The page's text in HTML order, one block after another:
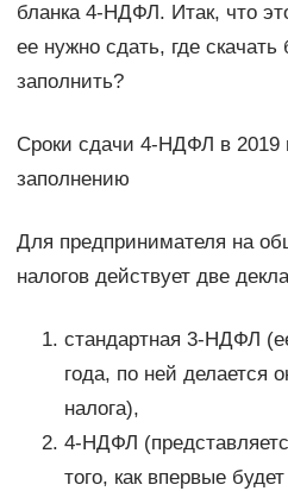
бланка 4-НДФЛ. Итак, что
ее нужно сдать, где скачать
заполнить?
Сроки сдачи 4-НДФЛ в 2019
заполнению
Для предпринимателя на
налогов действует две
стандартная 3-НДФЛ
года, по ней делается
налога),
4-НДФЛ
того, как впервые